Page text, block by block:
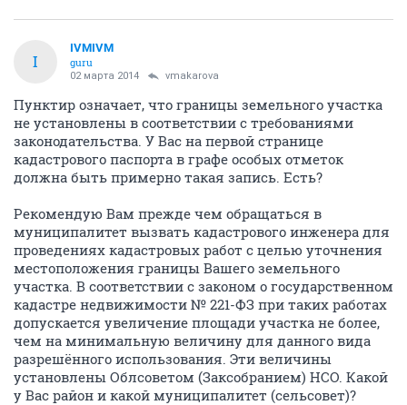
I
IVMIVM
guru
02 марта 2014 vmakarova
Пунктир означает, что границы земельного участка
не установлены в соответствии с требованиями
законодательства. У Вас на первой странице
кадастрового паспорта в графе особых отметок
должна быть примерно такая запись. Есть?
Рекомендую Вам прежде чем обращаться в
муниципалитет вызвать кадастрового инженера для
проведениях кадастровых работ с целью уточнения
местоположения границы Вашего земельного
участка. В соответствии с законом о государственном
кадастре недвижимости № 221-ФЗ при таких работах
допускается увеличение площади участка не более,
чем на минимальную величину для данного вида
разрешённого использования. Эти величины
установлены Облсоветом (Заксобранием) НСО. Какой
у Вас район и какой муниципалитет (сельсовет)?